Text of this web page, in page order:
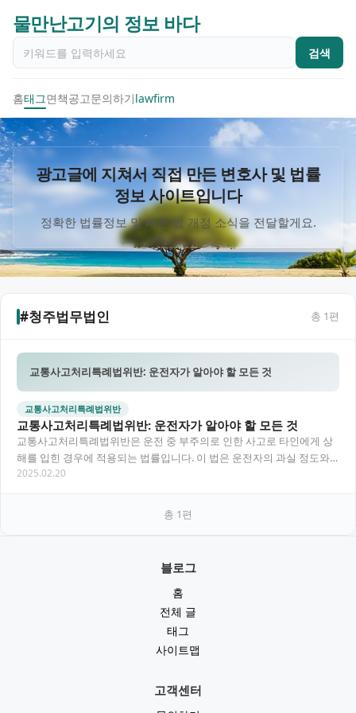
물만난고기의 정보 바다
검색
홈태그면책공고문의하기lawfirm
광고글에 지쳐서 직접 만든 변호사 및 법률
정보 사이트입니다
정확한 법률정보 및 빠른 법 개정 소식을 전달할게요.
#청주법무법인 총 1편
교통사고처리특례법위반: 운전자가 알아야 할 모든 것
교통사고처리특례법위반
교통사고처리특례법위반: 운전자가 알아야 할 모든 것
교통사고처리특례법위반은 운전 중 부주의로 인한 사고로 타인에게 상
해를 입힌 경우에 적용되는 법률입니다. 이 법은 운전자의 과실 정도와
피해 상황에 따라 처벌 수위를 결정하며, 보험…
2025.02.20
총 1편
블로그
홈
전체 글
태그
사이트맵
고객센터